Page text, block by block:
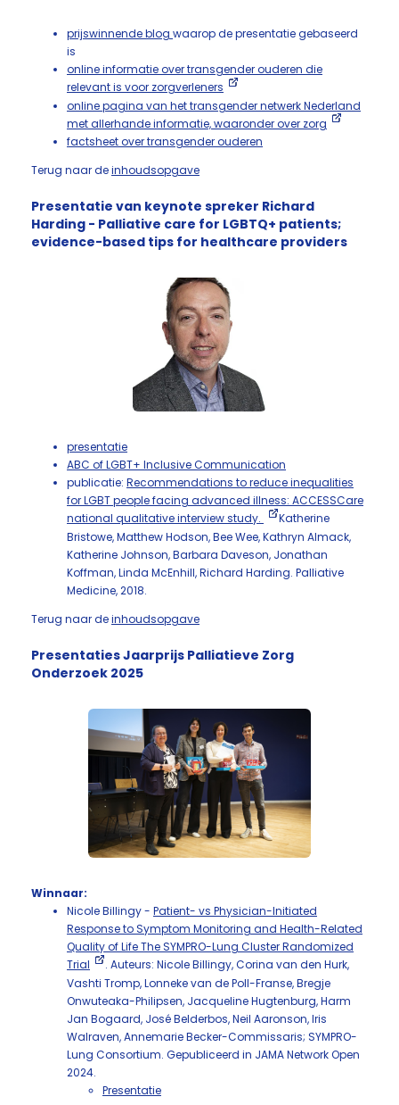
prijswinnende blog waarop de presentatie gebaseerd
is
online informatie over transgender ouderen die
relevant is voor zorgverleners
online pagina van het transgender netwerk Nederland
met allerhande informatie, waaronder over zorg
factsheet over transgender ouderen
Terug naar deinhoudsopgave
Presentatie van keynote spreker Richard
Harding - Palliative care for LGBTQ+ patients;
evidence-based tips for healthcare providers
presentatie
ABC of LGBT+ Inclusive Communication
publicatie: Recommendations to reduce inequalities
for LGBT people facing advanced illness: ACCESSCare
national qualitative interview study.
Katherine
Bristowe, Matthew Hodson, Bee Wee, Kathryn Almack,
Katherine Johnson, Barbara Daveson, Jonathan
Koffman, Linda McEnhill, Richard Harding. Palliative
Medicine, 2018.
Terug naar deinhoudsopgave
Presentaties Jaarprijs Palliatieve Zorg
Onderzoek 2025
Winnaar:
Nicole Billingy - Patient- vs Physician-Initiated
Response to Symptom Monitoring and Health-Related
Quality of Life The SYMPRO-Lung Cluster Randomized
Trial
. Auteurs: Nicole Billingy, Corina van den Hurk,
Vashti Tromp, Lonneke van de Poll-Franse, Bregje
Onwuteaka-Philipsen, Jacqueline Hugtenburg, Harm
Jan Bogaard, José Belderbos, Neil Aaronson, Iris
Walraven, Annemarie Becker-Commissaris; SYMPRO-
Lung Consortium. Gepubliceerd in JAMA Network Open
2024.
Presentatie